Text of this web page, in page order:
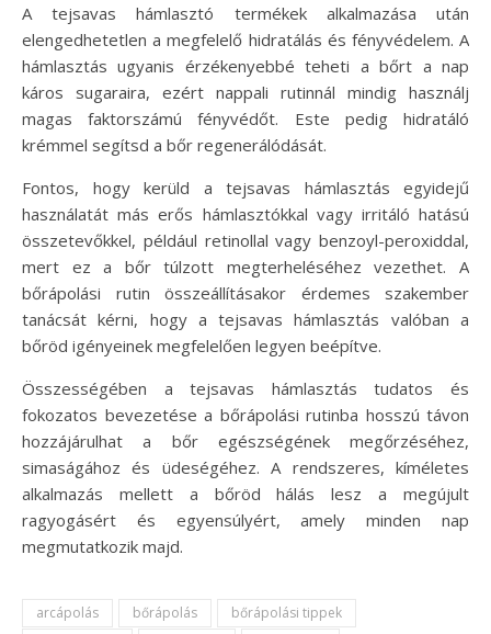
A tejsavas hámlasztó termékek alkalmazása után
elengedhetetlen a megfelelő hidratálás és fényvédelem. A
hámlasztás ugyanis érzékenyebbé teheti a bőrt a nap
káros sugaraira, ezért nappali rutinnál mindig használj
magas faktorszámú fényvédőt. Este pedig hidratáló
krémmel segítsd a bőr regenerálódását.
Fontos, hogy kerüld a tejsavas hámlasztás egyidejű
használatát más erős hámlasztókkal vagy irritáló hatású
összetevőkkel, például retinollal vagy benzoyl-peroxiddal,
mert ez a bőr túlzott megterheléséhez vezethet. A
bőrápolási rutin összeállításakor érdemes szakember
tanácsát kérni, hogy a tejsavas hámlasztás valóban a
bőröd igényeinek megfelelően legyen beépítve.
Összességében a tejsavas hámlasztás tudatos és
fokozatos bevezetése a bőrápolási rutinba hosszú távon
hozzájárulhat a bőr egészségének megőrzéséhez,
simaságához és üdeségéhez. A rendszeres, kíméletes
alkalmazás mellett a bőröd hálás lesz a megújult
ragyogásért és egyensúlyért, amely minden nap
megmutatkozik majd.
arcápolás bőrápolás
bőrápolási tippek